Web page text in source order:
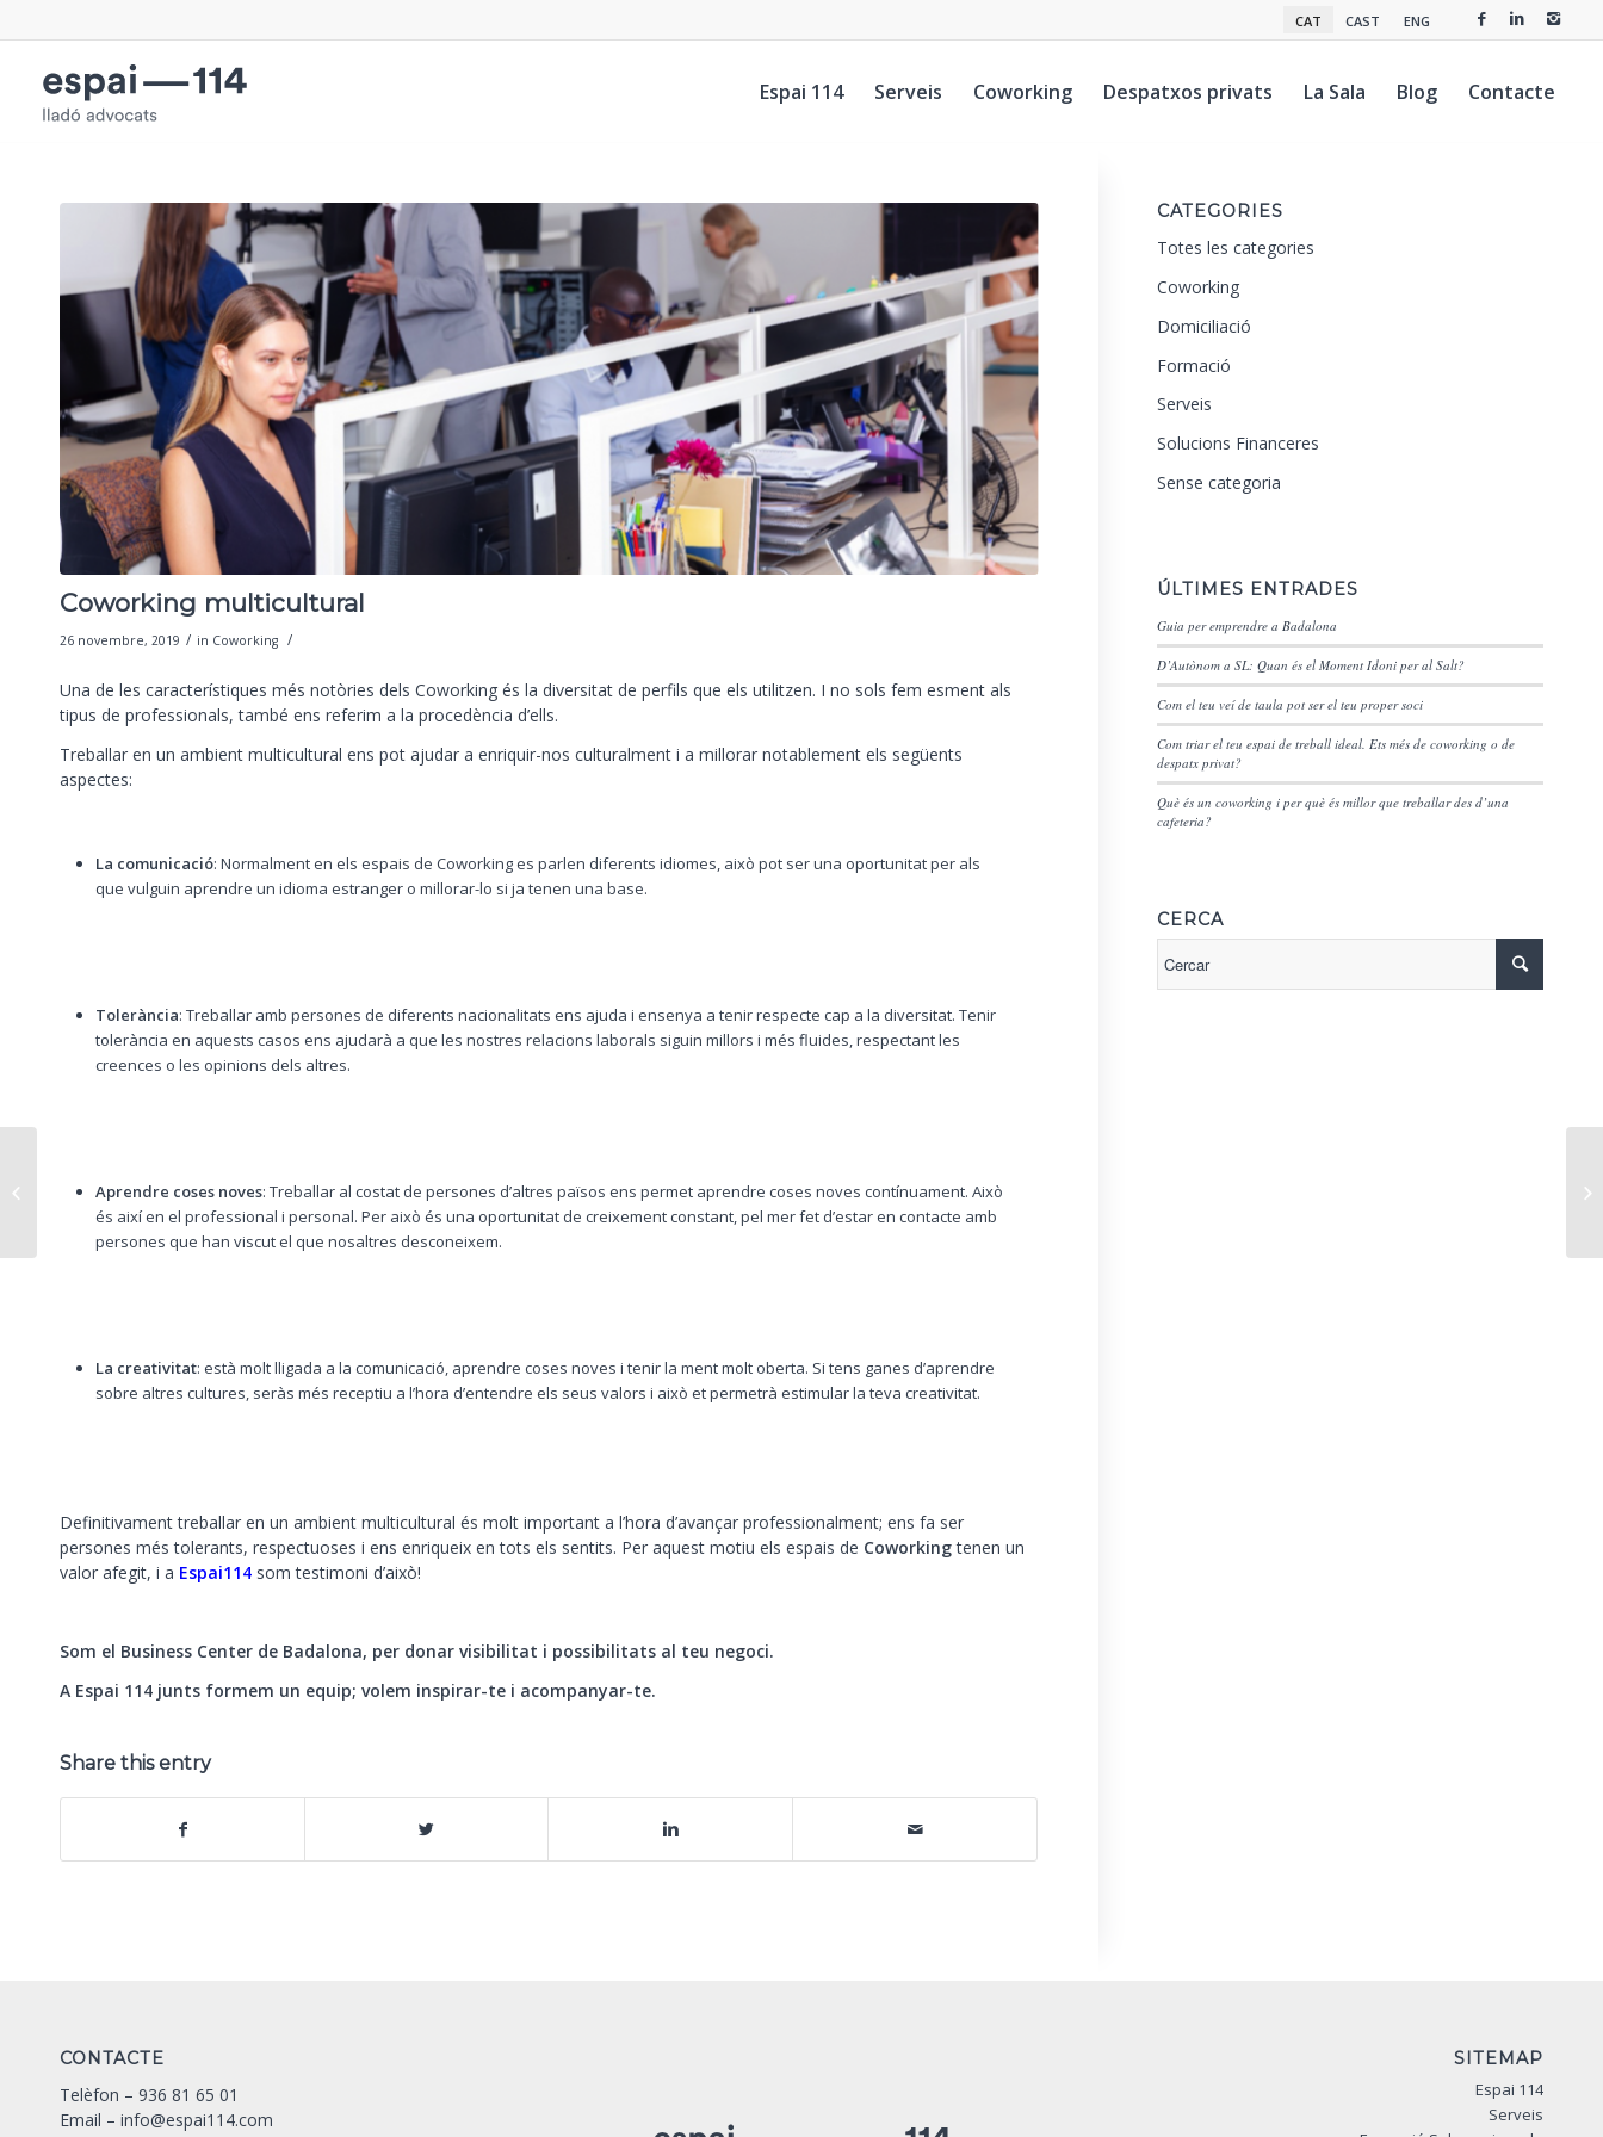
CAT CAST ENG
Espai 114 Serveis Coworking Despatxos privats La Sala Blog Contacte
Coworking multicultural
26 novembre, 2019 / in Coworking /
Una de les característiques més notòries dels Coworking és la diversitat de perfils que els utilitzen. I no sols fem esment als
tipus de professionals, també ens referim a la procedència d’ells.
Treballar en un ambient multicultural ens pot ajudar a enriquir-nos culturalment i a millorar notablement els següents
aspectes:
La comunicació: Normalment en els espais de Coworking es parlen diferents idiomes, això pot ser una oportunitat per als
que vulguin aprendre un idioma estranger o millorar-lo si ja tenen una base.
Tolerància: Treballar amb persones de diferents nacionalitats ens ajuda i ensenya a tenir respecte cap a la diversitat. Tenir
tolerància en aquests casos ens ajudarà a que les nostres relacions laborals siguin millors i més fluides, respectant les
creences o les opinions dels altres.
Aprendre coses noves: Treballar al costat de persones d’altres països ens permet aprendre coses noves contínuament. Això
és així en el professional i personal. Per això és una oportunitat de creixement constant, pel mer fet d’estar en contacte amb
persones que han viscut el que nosaltres desconeixem.
La creativitat: està molt lligada a la comunicació, aprendre coses noves i tenir la ment molt oberta. Si tens ganes d’aprendre
sobre altres cultures, seràs més receptiu a l’hora d’entendre els seus valors i això et permetrà estimular la teva creativitat.
Definitivament treballar en un ambient multicultural és molt important a l’hora d’avançar professionalment; ens fa ser
persones més tolerants, respectuoses i ens enriqueix en tots els sentits. Per aquest motiu els espais de Coworkingtenen un
valor afegit, i a Espai114 som testimoni d’això!
Som el Business Center de Badalona, per donar visibilitat i possibilitats al teu negoci.
A Espai 114 junts formem un equip; volem inspirar-te i acompanyar-te.
Share this entry
CATEGORIES
Totes les categories
Coworking
Domiciliació
Formació
Serveis
Solucions Financeres
Sense categoria
ÚLTIMES ENTRADES
Guia per emprendre a Badalona
D’Autònom a SL: Quan és el Moment Idoni per al Salt?
Com el teu veí de taula pot ser el teu proper soci
Com triar el teu espai de treball ideal. Ets més de coworking o de
despatx privat?
Què és un coworking i per què és millor que treballar des d’una
cafeteria?
CERCA
CONTACTE
Telèfon – 936 81 65 01
Email – info@espai114.com
SITEMAP
Espai 114
Serveis
del teu negoci